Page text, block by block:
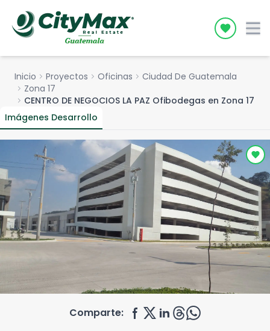
Icon
Inicio chevron_right Proyectos chevron_right Oficinas chevron_right Ciudad De Guatemala
chevron_right Zona 17
chevron_right CENTRO DE NEGOCIOS LA PAZ Ofibodegas en Zona 17
Imágenes Desarrollo
Comparte: